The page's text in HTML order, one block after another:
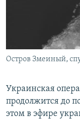
ПОБЕДИТЕЛЕЙ НЕ
УКРАИНСКАЯ
Остров Змеиный,
Украинская
продолжится до
этом в эфире